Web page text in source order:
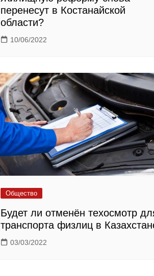
перенесут в Костанайской
области?
10/06/2022
Общество
Будет ли отменён техосмотр
транспорта физлиц в
03/03/2022